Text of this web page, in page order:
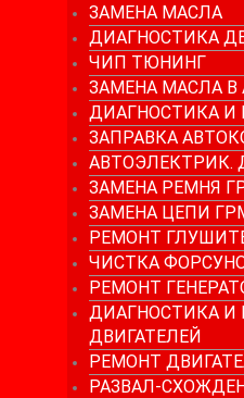
ЗАМЕНА МАСЛА
ДИАГНОСТИКА
ЧИП ТЮНИНГ
ЗАМЕНА МАСЛА В
ДИАГНОСТИКА И
ЗАПРАВКА
АВТОЭЛЕКТРИК.
ЗАМЕНА РЕМНЯ
ЗАМЕНА ЦЕПИ
РЕМОНТ
ЧИСТКА
РЕМОНТ
ДИАГНОСТИКА
ДВИГАТЕЛЕЙ
РЕМОНТ
РАЗВАЛ-